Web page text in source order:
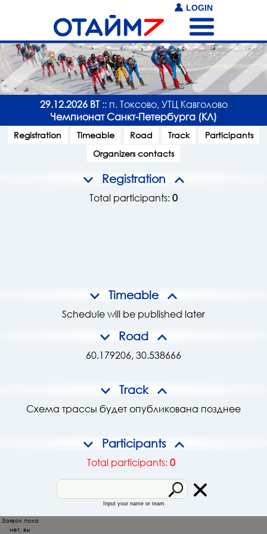
LOGIN
29.12.2026 ВТ:: п. Токсово, УТЦ Кавголово
Чемпионат Санкт-Петербурга (КЛ)
Registration Timeable Road Track
Participants
Organizers contacts
Registration
Total participants:0
Timeable
Schedule will be published later
Road
60.179206, 30.538666
Track
Схема трассы будет опубликована позднее
Participants
Total participants:0
Input your name or team
Заявок пока
нет, вы